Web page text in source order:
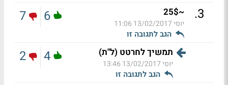
3
.
~25$
יוסי13/02/2017 11:06
הגב לתגובה זו
6
7
תמשיך לחרטט (ל"ת)
יוסי13/02/2017 13:46
הגב לתגובה זו
4
2